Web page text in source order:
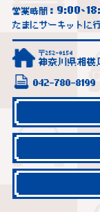
営業時間： 9:00~
たまにサーキットに
〒252-0154
神奈川県相模
042-780-8199